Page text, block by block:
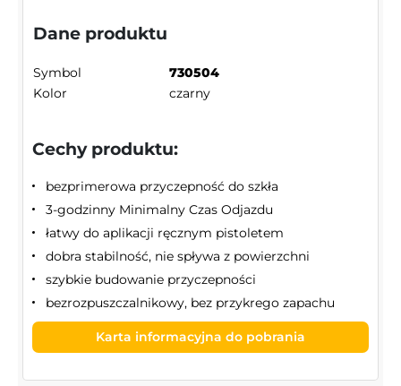
Dane produktu
Symbol
730504
Kolor
czarny
Cechy produktu:
bezprimerowa przyczepność do szkła
3-godzinny Minimalny Czas Odjazdu
łatwy do aplikacji ręcznym pistoletem
dobra stabilność, nie spływa z powierzchni
szybkie budowanie przyczepności
bezrozpuszczalnikowy, bez przykrego zapachu
Karta informacyjna do pobrania